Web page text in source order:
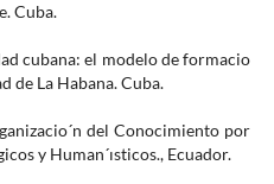
Cuba.
cubana: el modelo de formacio
de La Habana. Cuba.
del Conocimiento por
y Human´ısticos., Ecuador.